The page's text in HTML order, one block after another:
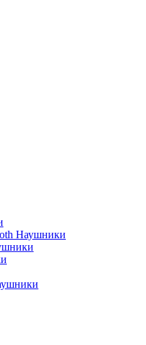
Наушники